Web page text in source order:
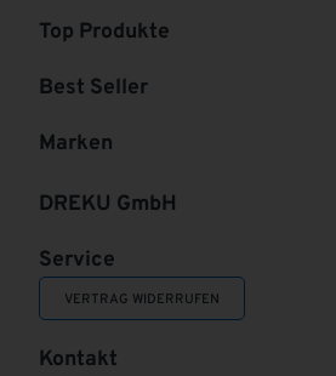
Top Produkte
Best Seller
Marken
DREKU GmbH
Service
VERTRAG WIDERRUFEN
Kontakt